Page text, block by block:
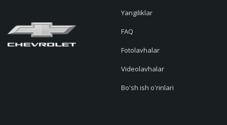
Yangiliklar
FAQ
Fotolavhalar
Videolavhalar
Bo'sh ish o'rinlari